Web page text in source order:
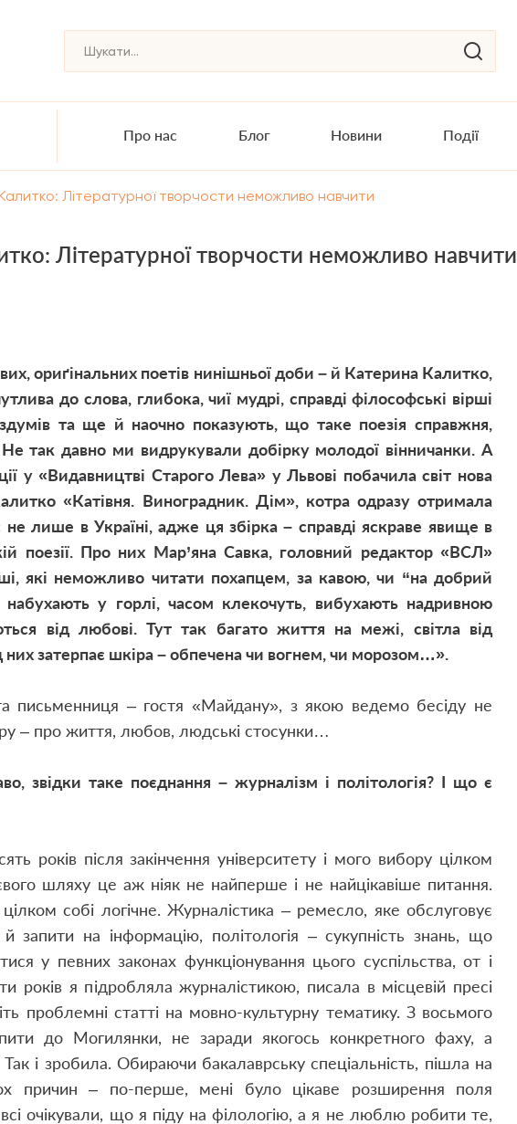
Про нас Блог Новини Події
Літературної творчости неможливо навчити
Літературної творчости неможливо навчити
ориґінальних поетів нинішньої доби – й Катерина Калитко,
до слова, глибока, чиї мудрі, справді філософські вірші
та ще й наочно показують, що таке поезія справжня,
так давно ми видрукували добірку молодої вінничанки. А
у «Видавництві Старого Лева» у Львові побачила світ нова
«Катівня. Виноградник. Дім», котра одразу отримала
лише в Україні, адже ця збірка – справді яскраве явище в
поезії. Про них Мар’яна Савка, головний редактор «ВСЛ»
які неможливо читати похапцем, за кавою, чи “на добрий
набухають у горлі, часом клекочуть, вибухають надривною
від любові. Тут так багато життя на межі, світла від
них затерпає шкіра – обпечена чи вогнем, чи морозом…».
письменниця – гостя «Майдану», з якою ведемо бесіду не
– про життя, любов, людські стосунки…
звідки таке поєднання – журналізм і політологія? І що є
років після закінчення університету і мого вибору цілком
шляху це аж ніяк не найперше і не найцікавіше питання.
собі логічне. Журналістика – ремесло, яке обслуговує
й запити на інформацію, політологія – сукупність знань, що
у певних законах функціонування цього суспільства, от і
років я підробляла журналістикою, писала в місцевій пресі
проблемні статті на мовно-культурну тематику. З восьмого
до Могилянки, не заради якогось конкретного фаху, а
і зробила. Обираючи бакалаврську спеціальність, пішла на
причин – по-перше, мені було цікаве розширення поля
всі очікували, що я піду на філологію, а я не люблю робити те,